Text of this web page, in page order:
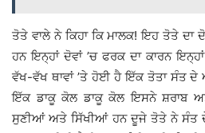
ਤੋਤੇ ਵਾਲੇ ਨੇ ਕਿਹਾ ਕਿ ਮਾਲਕ! ਇਹ ਤੋਤੇ ਦਾ
ਹਨ ਇਨ੍ਹਾਂ ਦੋਵਾਂ ’ਚ ਫਰਕ ਦਾ ਕਾਰਨ
ਵੱਖ-ਵੱਖ ਥਾਵਾਂ ’ਤੇ ਹੋਈ ਹੈ ਇੱਕ ਤੋਤਾ ਸੰਤ
ਇੱਕ ਡਾਕੂ ਕੋਲ ਡਾਕੂ ਕੋਲ ਇਸਨੇ ਸ਼ਰਾਬ
ਸੁਣੀਆਂ ਅਤੇ ਸਿੱਖੀਆਂ ਹਨ ਦੂਜੇ ਤੋਤੇ ਨੇ ਸੰਤ ਦੇ